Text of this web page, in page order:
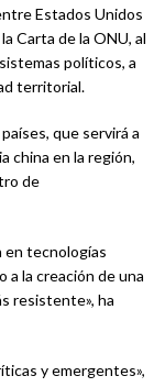
Estados Unidos
Carta de la ONU, al
políticos, a
territorial.
que servirá a
china en la región,
de
en tecnologías
la creación de una
resistente», ha
y emergentes»,